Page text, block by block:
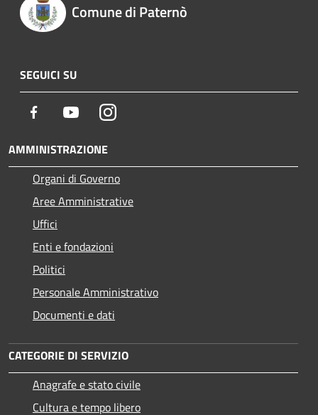
Comune di Paternò
SEGUICI SU
Facebook YoutubeInstagram
AMMINISTRAZIONE
Organi di Governo
Aree Amministrative
Uffici
Enti e fondazioni
Politici
Personale Amministrativo
Documenti e dati
CATEGORIE DI SERVIZIO
Anagrafe e stato civile
Cultura e tempo libero